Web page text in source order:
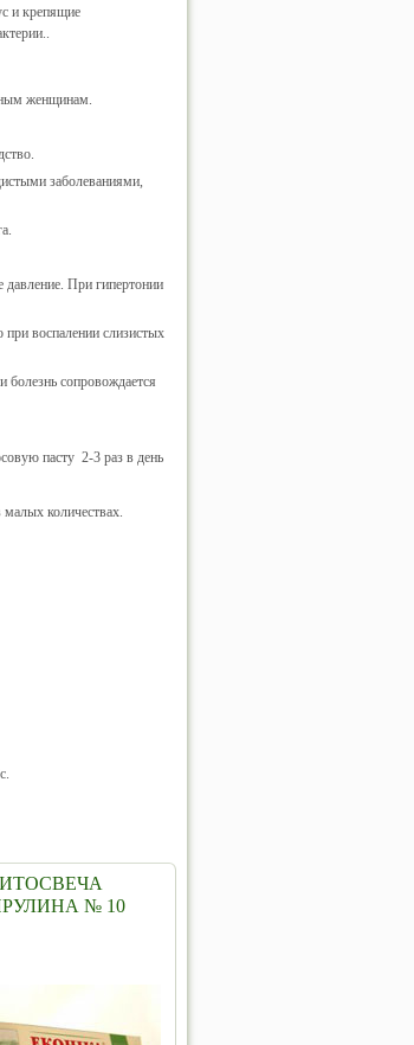
и крепящие
женщинам.
заболеваниями,
При гипертонии
воспалении слизистых
болезнь сопровождается
пасту 2-3 раз в день
количествах.
№ 10